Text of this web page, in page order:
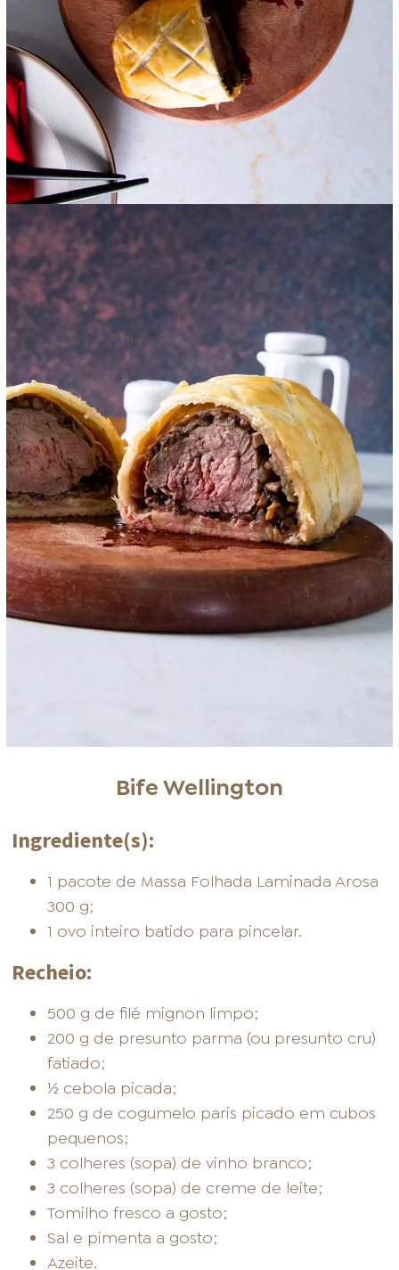
Bife Wellington
Ingrediente(s):
1 pacote de Massa Folhada Laminada Arosa
300 g;
1 ovo inteiro batido para pincelar.
Recheio:
500 g de filé mignon limpo;
200 g de presunto parma (ou presunto cru)
fatiado;
½ cebola picada;
250 g de cogumelo paris picado em cubos
pequenos;
3 colheres (sopa) de vinho branco;
3 colheres (sopa) de creme de leite;
Tomilho fresco a gosto;
Sal e pimenta a gosto;
Azeite.